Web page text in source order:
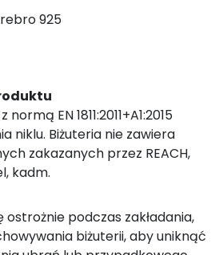
925
EN 1811:2011+A1:2015
niklu. Biżuteria nie zawiera
zakazanych przez REACH,
kadm.
ostrożnie podczas zakładania,
biżuterii, aby uniknąć